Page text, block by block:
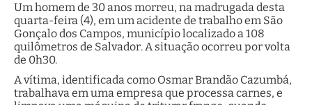
Um homem de 30 anos morreu, na madrugada desta
quarta-feira (4), em um acidente de trabalho em São
Gonçalo dos Campos, município localizado a 108
quilômetros de Salvador. A situação ocorreu por volta
de 0h30.
A vítima, identificada como Osmar Brandão Cazumbá,
trabalhava em uma empresa que processa carnes, e